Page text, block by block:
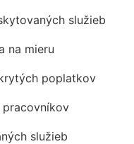
služieb
na mieru
poplatkov
služieb